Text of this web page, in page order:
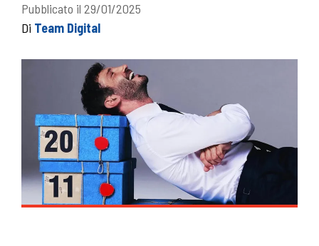
Pubblicato il 29/01/2025
Di Team Digital